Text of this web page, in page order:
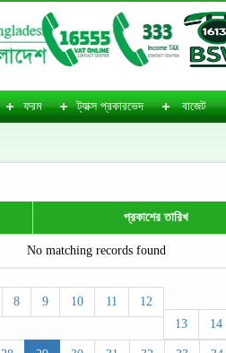
ফরম ট্যাক্স প্রকারভেদ বাজেট
প্রকাশের তারিখ
No matching records found
8 9 10 11
12
13
14